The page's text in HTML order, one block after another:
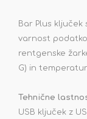
Bar Plus ključek
varnost
rentgenske
G) in
Tehnične
USB ključek z